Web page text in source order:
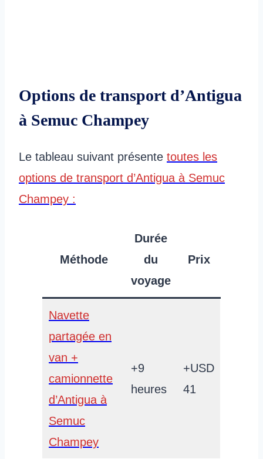
Options de transport d’Antigua
à Semuc Champey
Le tableau suivant présente toutes les
options de transport d’Antigua à Semuc
Champey :
Méthode
Durée
du
voyage
Prix
Navette
partagée en
van +
camionnette
d’Antigua à
Semuc
Champey
+9
heures
+USD
41